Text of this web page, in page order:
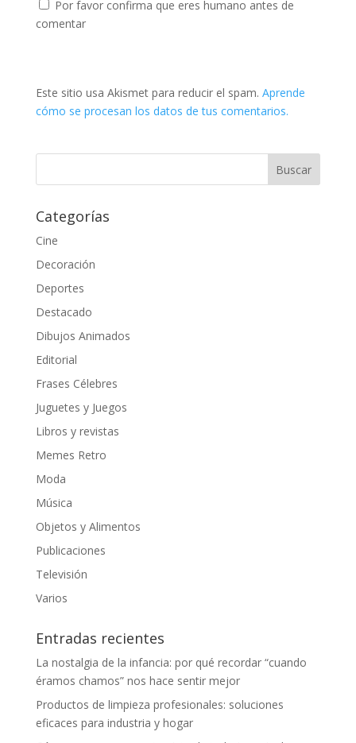
Por favor confirma que eres humano antes de
comentar
Este sitio usa Akismet para reducir el spam. Aprende
cómo se procesan los datos de tus comentarios.
Categorías
Cine
Decoración
Deportes
Destacado
Dibujos Animados
Editorial
Frases Célebres
Juguetes y Juegos
Libros y revistas
Memes Retro
Moda
Música
Objetos y Alimentos
Publicaciones
Televisión
Varios
Entradas recientes
La nostalgia de la infancia: por qué recordar “cuando
éramos chamos” nos hace sentir mejor
Productos de limpieza profesionales: soluciones
eficaces para industria y hogar